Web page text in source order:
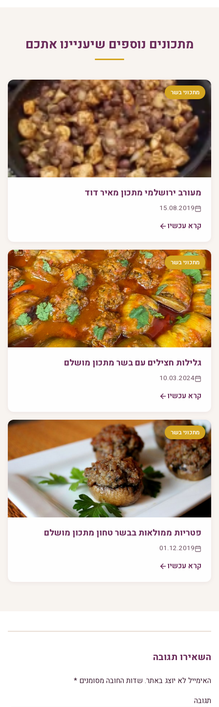
מתכונים נוספים שיעניינו אתכם
מתכוני בשר
מעורב ירושלמי מתכון מאיר דוד
15.08.2019
קרא עכשיו
מתכוני בשר
גלילות חצילים עם בשר מתכון מושלם
10.03.2024
קרא עכשיו
מתכוני בשר
פטריות ממולאות בבשר טחון מתכון מושלם
01.12.2019
קרא עכשיו
השאירו תגובה
האימייל לא יוצג באתר. שדות החובה מסומנים *
תגובה